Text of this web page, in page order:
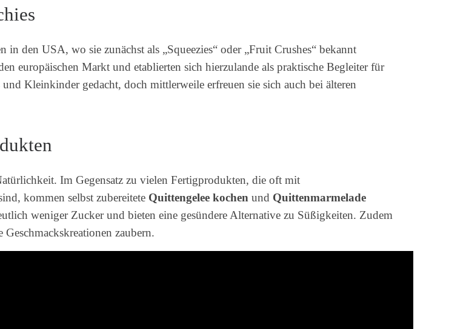
in den USA, wo sie zunächst als „Squeezies“ oder „Fruit Crushes“ bekannt
europäischen Markt und etablierten sich hierzulande als praktische Begleiter für
Kleinkinder gedacht, doch mittlerweile erfreuen sie sich auch bei älteren
Im Gegensatz zu vielen Fertigprodukten, die oft mit
kommen selbst zubereitete Quittengelee kochen und Quittenmarmelade
weniger Zucker und bieten eine gesündere Alternative zu Süßigkeiten. Zudem
zaubern.